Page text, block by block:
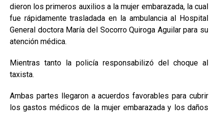
dieron los primeros auxilios a la mujer embarazada, la cual
fue rápidamente trasladada en la ambulancia al Hospital
General doctora María del Socorro Quiroga Aguilar para su
atención médica.
Mientras tanto la policía responsabilizó del choque al
taxista.
Ambas partes llegaron a acuerdos favorables para cubrir
los gastos médicos de la mujer embarazada y los daños